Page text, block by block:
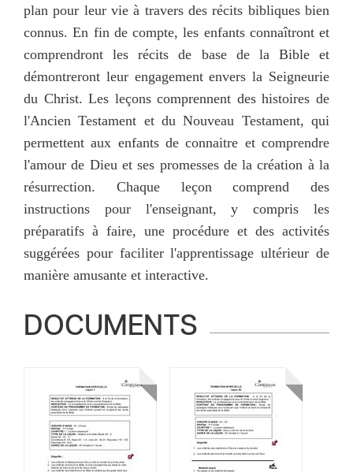
plan pour leur vie à travers des récits bibliques bien
connus. En fin de compte, les enfants connaîtront et
comprendront les récits de base de la Bible et
démontreront leur engagement envers la Seigneurie
du Christ. Les leçons comprennent des histoires de
l'Ancien Testament et du Nouveau Testament, qui
permettent aux enfants de connaitre et comprendre
l'amour de Dieu et ses promesses de la création à la
résurrection. Chaque leçon comprend des
instructions pour l'enseignant, y compris les
préparatifs à faire, une procédure et des activités
suggérées pour faciliter l'apprentissage ultérieur de
manière amusante et interactive.
DOCUMENTS